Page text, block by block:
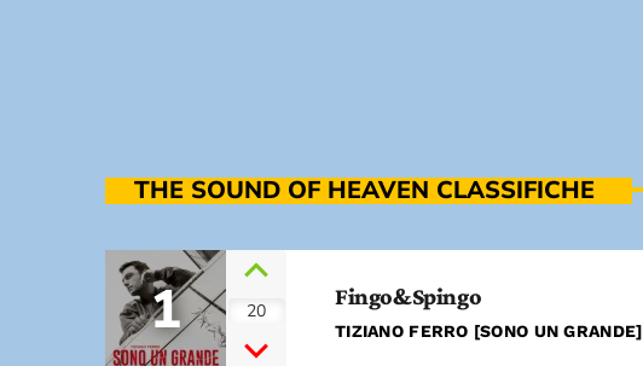
THE SOUND OF HEAVEN CLASSIFICHE
1 20
Fingo&Spingo
TIZIANO FERRO [SONO UN GRANDE]